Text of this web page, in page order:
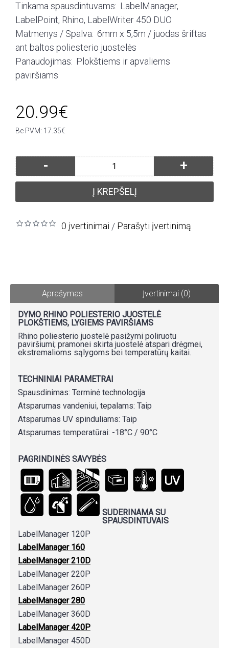
Tinkama spausdintuvams: LabelManager,
LabelPoint, Rhino, LabelWriter 450 DUO
Matmenys / Spalva: 6mm x 5,5m / juodas šriftas
ant baltos poliesterio juostelės
Panaudojimas: Plokštiems ir apvaliems
paviršiams
20.99€
Be PVM: 17.35€
- +
Į KREPŠELĮ
0 įvertinimai / Parašyti įvertinimą
Aprašymas Įvertinimai (0)
DYMO RHINO POLIESTERIO JUOSTELĖ
PLOKŠTIEMS, LYGIEMS PAVIRŠIAMS
Rhino poliesterio juostelė pasižymi poliruotu
paviršiumi; pramonei skirta juostelė atspari drėgmei,
ekstremalioms sąlygoms bei temperatūrų kaitai.
TECHNINIAI PARAMETRAI
Spausdinimas: Terminė technologija
Atsparumas vandeniui, tepalams: Taip
Atsparumas UV spinduliams: Taip
Atsparumas temperatūrai: -18°C / 90°C
PAGRINDINĖS SAVYBĖS
SUDERINAMA SU
SPAUSDINTUVAIS
LabelManager 120P
LabelManager 160
LabelManager 210D
LabelManager 220P
LabelManager 260P
LabelManager 280
LabelManager 360D
LabelManager 420P
LabelManager 450D